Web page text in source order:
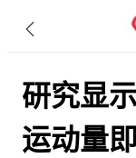
研究显
运动量